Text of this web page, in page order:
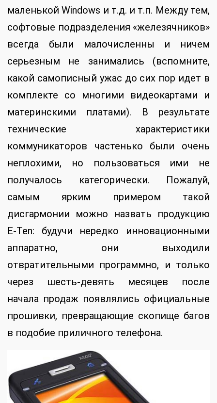
маленькой Windows и т.д. и т.п. Между тем,
софтовые подразделения «железячников»
всегда были малочисленны и ничем
серьезным не занимались (вспомните,
какой самописный ужас до сих пор идет в
комплекте со многими видеокартами и
материнскими платами). В результате
технические характеристики
коммуникаторов частенько были очень
неплохими, но пользоваться ими не
получалось категорически. Пожалуй,
самым ярким примером такой
дисгармонии можно назвать продукцию
E-Ten: будучи нередко инновационными
аппаратно, они выходили
отвратительными программно, и только
через шесть-девять месяцев после
начала продаж появлялись официальные
прошивки, превращающие скопище багов
в подобие приличного телефона.